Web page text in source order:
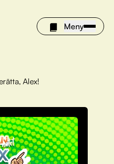
Meny
Alex!